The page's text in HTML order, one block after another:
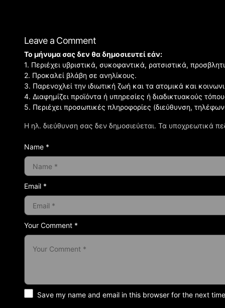
Leave a Comment
Η ηλ. διεύθυνση σας δεν δημοσιεύεται. Τα υποχρεωτικά
Your Comment *
Το μήνυμα σας δεν θα δημοσιευτεί εάν:
1. Περιέχει υβριστικά, συκοφαντικά, ρατσιστικά,
2. Προκαλεί βλάβη σε ανηλίκους.
3. Παρενοχλεί την ιδιωτική ζωή και τα ατομικά και
4. Διαφημίζει προϊόντα ή υπηρεσίες ή διαδικτυακούς
5. Περιέχει προσωπικές πληροφορίες (διεύθυνση,
Name *
Email *
Save my name and email in this browser for the next